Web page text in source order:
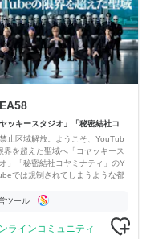
止区域解放。ようこそ、YouTub
界を超えた聖域へ「コヤッキース
」「秘密結社コヤミナティ」のY
では規制されてしまうような都
ツール
ラインコミュニティ